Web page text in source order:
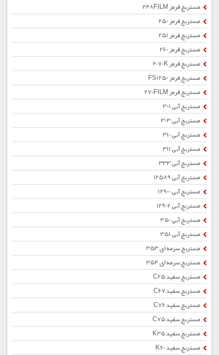
مستربچ قرمز 248FILM
مستربچ قرمز 250
مستربچ قرمز 251
مستربچ قرمز 260
مستربچ قرمز 2070K
مستربچ قرمز FS1250
مستربچ قرمز 270FILM
مستربچ آبی 301
مستربچ آبی 303
مستربچ آبی 310
مستربچ آبی 311
مستربچ آبی 333
مستربچ آبی 12589
مستربچ آبی 12900
مستربچ آبی 12902
مستربچ آبی 350
مستربچ آبی 351
مستربچ سرمه ای 353
مستربچ سرمه ای 354
مستربچ سفید C25
مستربچ سفید C67
مستربچ سفید C76
مستربچ سفید C75
مستربچ سفید K35
مستربچ سفید K60